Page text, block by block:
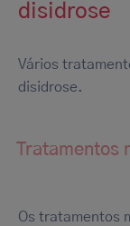
disidrose
Vários
disidrose.
Tratamentos
Os tratamentos